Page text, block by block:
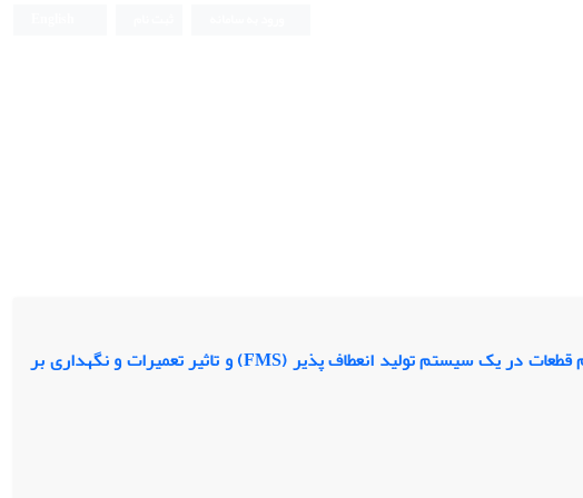
ارایه یک مدل برنامه ریزی ریاضی فازی به منظور تخصیص و زمانبندی انجام قطعات در یک سیستم تولید انعطاف پذیر (FMS) و تاثیر تعمیرات و نگهداری بر